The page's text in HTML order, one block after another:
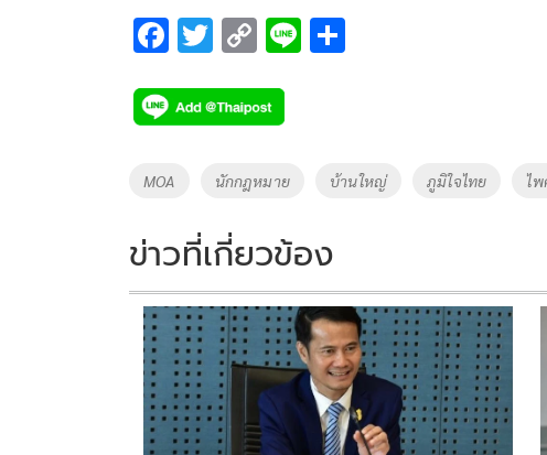
F
e
b
o
k
T
tt
er
C
p
y
Li
k
Li
Tags
MOA นักกฎหมาย บ้านใหญ่ ภูมิใจไทย ไ
ข่าวที่เกี่ยวข้อง